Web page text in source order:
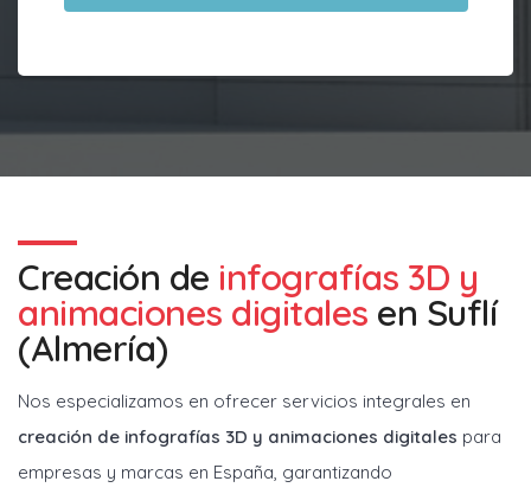
Creación de infografías 3D y
animaciones digitales en Suflí
(Almería)
Nos especializamos en ofrecer servicios integrales en
creación de infografías 3D y animaciones digitales para
empresas y marcas en España, garantizando